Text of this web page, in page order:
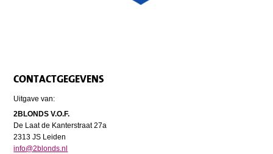
CONTACTGEGEVENS
Uitgave van:
2BLONDS V.O.F.
De Laat de Kanterstraat 27a
2313 JS Leiden
info@2blonds.nl